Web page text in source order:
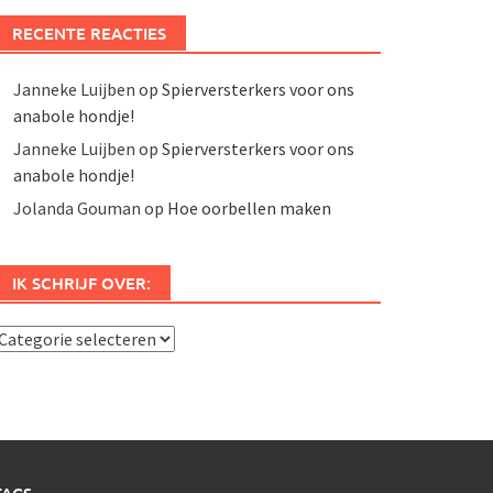
RECENTE REACTIES
Janneke Luijben op Spierversterkers voor ons
anabole hondje!
Janneke Luijben op Spierversterkers voor ons
anabole hondje!
Jolanda Gouman op Hoe oorbellen maken
IK SCHRIJF OVER: